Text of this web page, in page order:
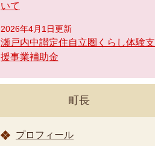
いて
2026年4月1日更新
瀬戸内中讃定住自立圏くらし体験支
援事業補助金
町長
プロフィール